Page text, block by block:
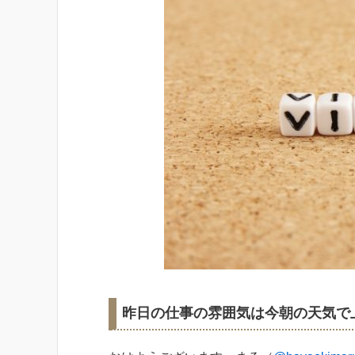
昨日の仕事の雰囲気は今朝の天気で